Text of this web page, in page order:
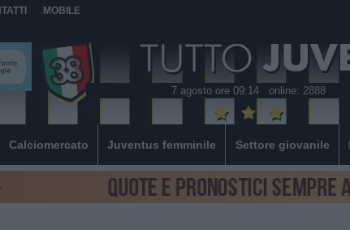
MOBILE
7 agosto ore 09:14 online: 2888
Calciomercato Juventus femminile Settore giovanile